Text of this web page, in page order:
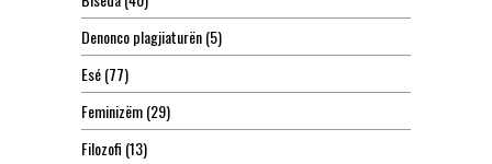
Denonco plagjiaturën(5)
Esé(77)
Feminizëm(29)
Filozofi (13)